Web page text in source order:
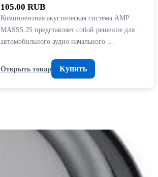
105.00 RUB
Компонентная акустическая система AMP
MASS5.25 представляет собой решение для
автомобильного аудио начального …
Открыть товар Купить